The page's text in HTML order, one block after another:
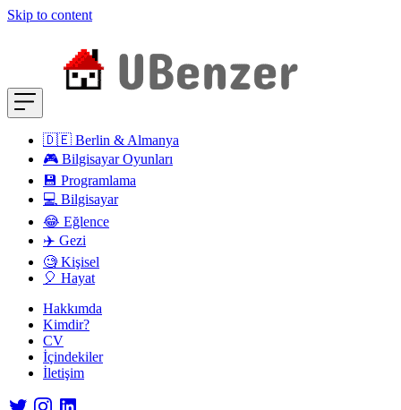
Skip to content
🇩🇪 Berlin & Almanya
🎮 Bilgisayar Oyunları
💾 Programlama
💻 Bilgisayar
😂 Eğlence
✈️ Gezi
🧐 Kişisel
🎈 Hayat
Hakkımda
Kimdir?
CV
İçindekiler
İletişim